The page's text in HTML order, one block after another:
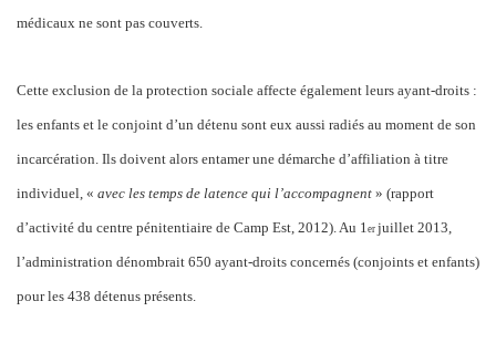
médicaux ne sont pas couverts.
Cette exclusion de la protection sociale affecte également leurs ayant-droits :
les enfants et le conjoint d’un détenu sont eux aussi radiés au moment de son
incarcération. Ils doivent alors entamer une démarche d’affiliation à titre
individuel, « avec les temps de latence qui l’accompagnent » (rapport
d’activité du centre pénitentiaire de Camp Est, 2012). Au 1 er juillet 2013,
l’administration dénombrait 650 ayant-droits concernés (conjoints et enfants)
pour les 438 détenus présents.